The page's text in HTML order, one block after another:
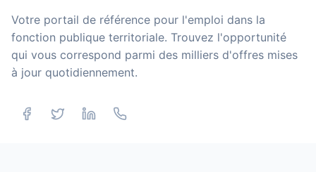
Votre portail de référence pour l'emploi dans la
fonction publique territoriale. Trouvez l'opportunité
qui vous correspond parmi des milliers d'offres mises
à jour quotidiennement.